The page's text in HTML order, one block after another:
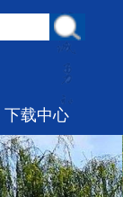
下载中心